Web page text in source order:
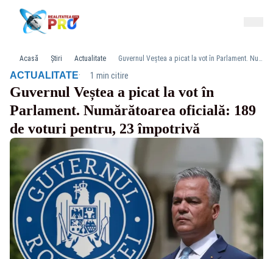
Acasă Știri Actualitate Guvernul Veștea a picat la vot în Parlament. Numărătoarea oficială: 189 de voturi pentru, 23 împotrivă
ACTUALITATE· 1 min citire
Guvernul Veștea a picat la vot în
Parlament. Numărătoarea oficială: 189
de voturi pentru, 23 împotrivă